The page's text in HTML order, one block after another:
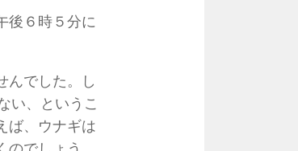
後６時５分に
んでした。し
い、というこ
ば、ウナギは